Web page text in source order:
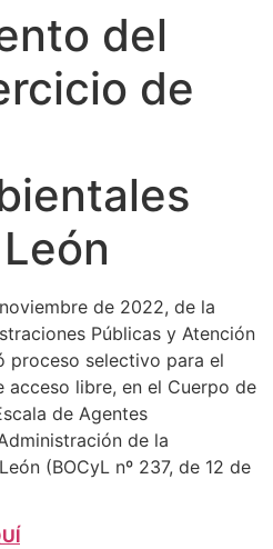
del
de
de 2022, de la
Públicas y Atención
proceso selectivo para el
acceso libre, en el Cuerpo de
de Agentes
de la
(BOCyL nº 237, de 12 de